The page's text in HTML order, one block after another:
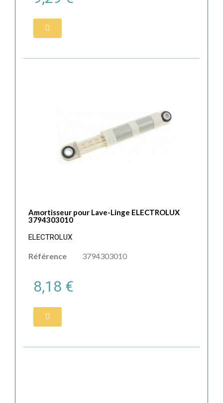
Amortisseur pour Lave-Linge ELECTROLUX
3794303010
ELECTROLUX
Référence 3794303010
8,18 €